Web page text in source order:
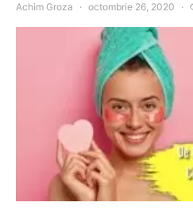
Achim Groza octombrie 26, 2020